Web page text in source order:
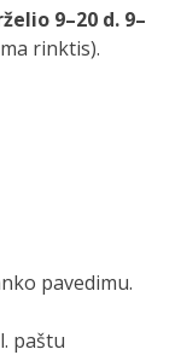
9–20 d. 9–
rinktis).
pavedimu.
paštu